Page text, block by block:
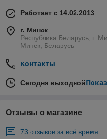
Работает с 14.02.2013
г. Минск
Республика Беларусь, г.
Минск, Беларусь
Контакты
Сегодня выходной
Отзывы о магазине
73 отзывов за всё время